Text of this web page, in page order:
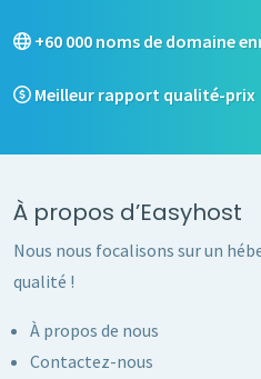
+60 000 noms de domaine
Meilleur rapport qualité-prix
À propos d’Easyhost
Nous nous focalisons sur un
qualité !
À propos de nous
Contactez-nous